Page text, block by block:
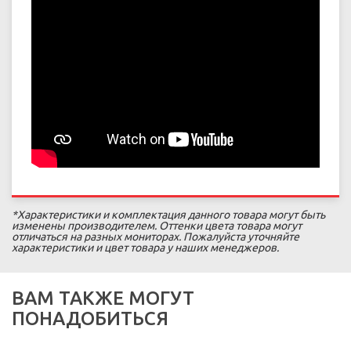
*Характеристики и комплектация данного товара могут быть
изменены производителем. Оттенки цвета товара могут
отличаться на разных мониторах. Пожалуйста уточняйте
характеристики и цвет товара у наших менеджеров.
ВАМ ТАКЖЕ МОГУТ
ПОНАДОБИТЬСЯ